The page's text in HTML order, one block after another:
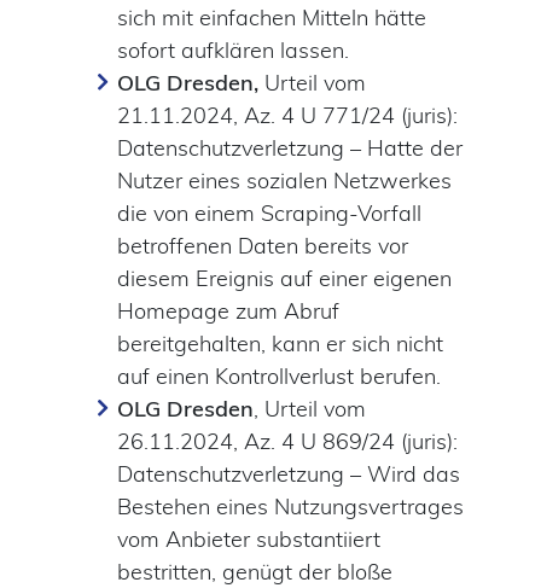
sich mit einfachen Mitteln hätte
sofort aufklären lassen.
OLG Dresden, Urteil vom
21.11.2024, Az. 4 U 771/24 (juris):
Datenschutzverletzung – Hatte der
Nutzer eines sozialen Netzwerkes
die von einem Scraping-Vorfall
betroffenen Daten bereits vor
diesem Ereignis auf einer eigenen
Homepage zum Abruf
bereitgehalten, kann er sich nicht
auf einen Kontrollverlust berufen.
OLG Dresden, Urteil vom
26.11.2024, Az. 4 U 869/24 (juris):
Datenschutzverletzung – Wird das
Bestehen eines Nutzungsvertrages
vom Anbieter substantiiert
bestritten, genügt der bloße